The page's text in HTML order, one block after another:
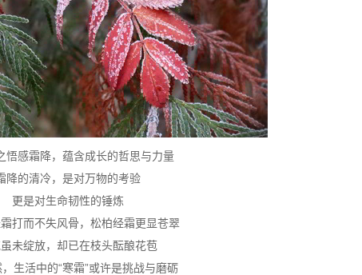
悟感霜降，蕴含成长的哲思与力量
降的清冷，是对万物的考验
更是对生命韧性的锤炼
打而不失风骨，松柏经霜更显苍翠
未绽放，却已在枝头酝酿花苞
生活中的“寒霜”或许是挑战与磨砺